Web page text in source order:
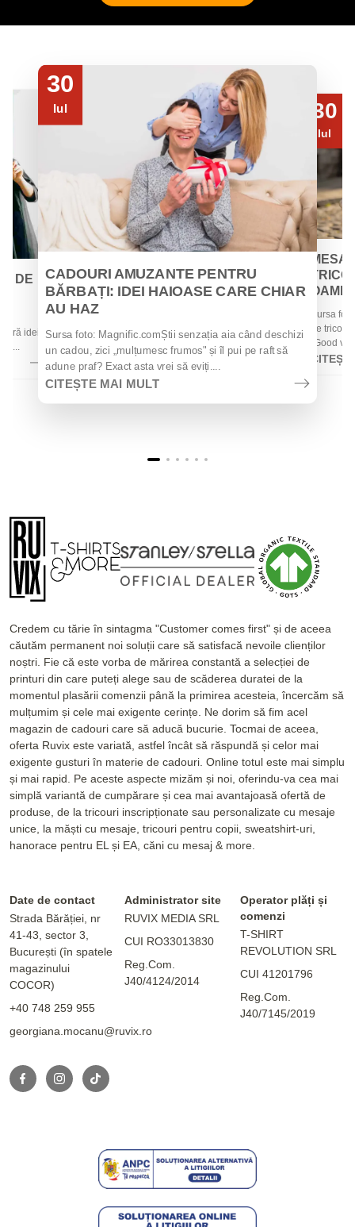
DE
idei
la...
30
Iul
CADOURI AMUZANTE PENTRU
BĂRBAȚI: IDEI HAIOASE CARE CHIAR
AU HAZ
Sursa foto: Magnific.comȘtii senzația aia când deschizi
un cadou, zici „mulțumesc frumos" și îl pui pe raft să
adune praf? Exact asta vrei să eviți....
CITEȘTE MAI MULT
30
Iul
Sursa
de
„Good
Credem cu tărie în sintagma "Customer comes first" și de aceea
căutăm permanent noi soluții care să satisfacă nevoile clienților
noștri. Fie că este vorba de mărirea constantă a selecției de
printuri din care puteți alege sau de scăderea duratei de la
momentul plasării comenzii până la primirea acesteia, încercăm să
mulțumim și cele mai exigente cerințe. Ne dorim să fim acel
magazin de cadouri care să aducă bucurie. Tocmai de aceea,
oferta Ruvix este variată, astfel încât să răspundă și celor mai
exigente gusturi în materie de cadouri. Online totul este mai simplu
și mai rapid. Pe aceste aspecte mizăm și noi, oferindu-va cea mai
simplă variantă de cumpărare și cea mai avantajoasă ofertă de
produse, de la tricouri inscripționate sau personalizate cu mesaje
unice, la măști cu mesaje, tricouri pentru copii, sweatshirt-uri,
hanorace pentru EL și EA, căni cu mesaj & more.
Date de contact
Strada Bărăției, nr
41-43, sector 3,
București (în spatele
magazinului
COCOR)
+40 748 259 955
georgiana.mocanu@ruvix.ro
Administrator site
RUVIX MEDIA SRL
CUI RO33013830
Reg.Com.
J40/4124/2014
Operator plăți și
comenzi
T-SHIRT
REVOLUTION SRL
CUI 41201796
Reg.Com.
J40/7145/2019